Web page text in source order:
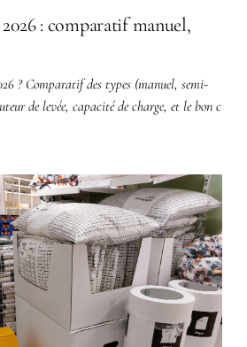
: comparatif manuel,
? Comparatif des types (manuel, semi-
de levée, capacité de charge, et le bon c